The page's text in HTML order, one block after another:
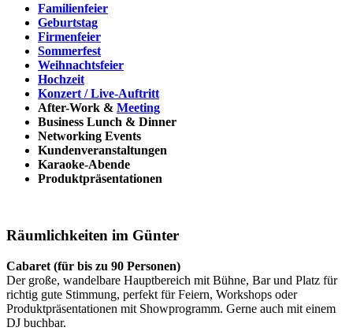
Familienfeier
Geburtstag
Firmenfeier
Sommerfest
Weihnachtsfeier
Hochzeit
Konzert / Live-Auftritt
After-Work & Meeting
Business Lunch & Dinner
Networking Events
Kundenveranstaltungen
Karaoke-Abende
Produktpräsentationen
Räumlichkeiten im Günter
Cabaret (für bis zu 90 Personen)
Der große, wandelbare Hauptbereich mit Bühne, Bar und Platz für
richtig gute Stimmung, perfekt für Feiern, Workshops oder
Produktpräsentationen mit Showprogramm. Gerne auch mit einem
DJ buchbar.